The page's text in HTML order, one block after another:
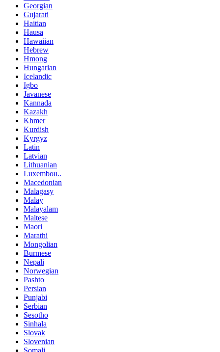
Georgian
Gujarati
Haitian
Hausa
Hawaiian
Hebrew
Hmong
Hungarian
Icelandic
Igbo
Javanese
Kannada
Kazakh
Khmer
Kurdish
Kyrgyz
Latin
Latvian
Lithuanian
Luxembou..
Macedonian
Malagasy
Malay
Malayalam
Maltese
Maori
Marathi
Mongolian
Burmese
Nepali
Norwegian
Pashto
Persian
Punjabi
Serbian
Sesotho
Sinhala
Slovak
Slovenian
Somali